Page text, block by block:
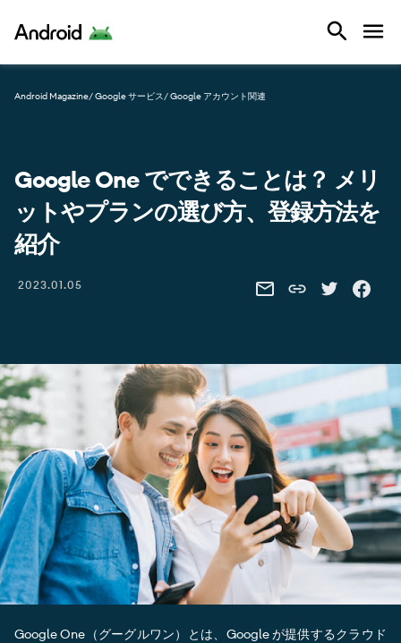
Android
Android Magazine/ Google サービス/ Google アカウント関連
Google One でできることは？ メリ
ットやプランの選び方、登録方法を
紹介
2023.01.05 SHARE THIS VIA EMAIL
Share this link
SHARE THIS
SHARE
Google One（グーグルワン）とは、Google が提供するクラウド